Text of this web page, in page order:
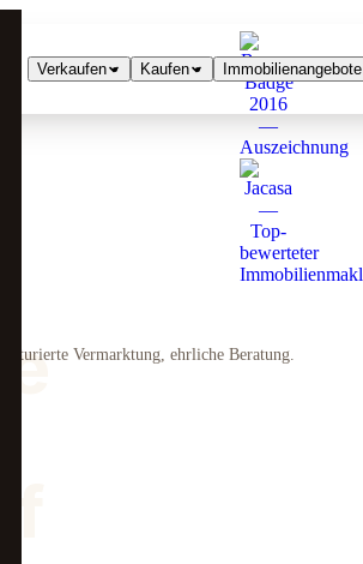
Verkaufen Kaufen Immobilienangebote
Vermarktung, ehrliche Beratung.